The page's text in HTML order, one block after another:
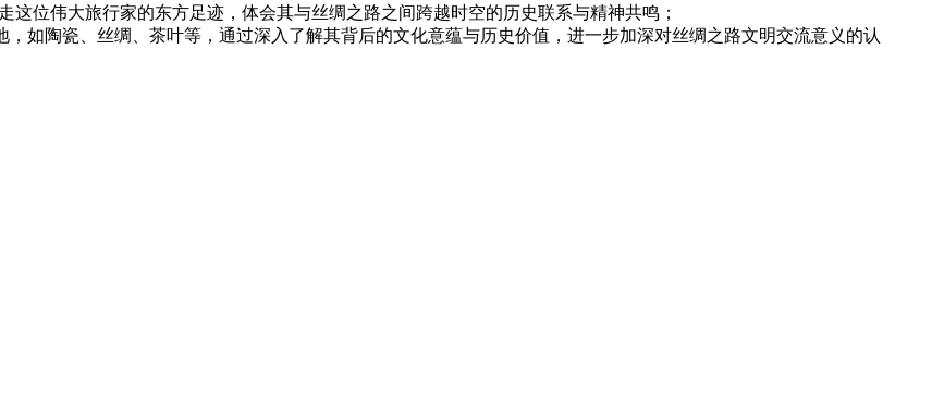
这位伟大旅行家的东方足迹，体会其与丝绸之路之间跨越时空的历史联系与精神共鸣；
如陶瓷、丝绸、茶叶等，通过深入了解其背后的文化意蕴与历史价值，进一步加深对丝绸之路文明交流意义的认